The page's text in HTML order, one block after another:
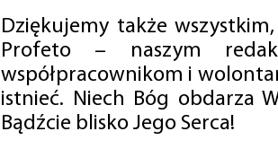
Dziękujemy także
Profeto – naszym
współpracownikom i
istnieć. Niech Bóg obdarza
Bądźcie blisko Jego Serca!